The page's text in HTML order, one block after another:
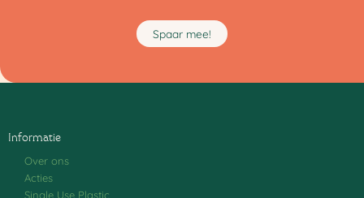
Spaar mee!
Informatie
Over ons
Acties
Single Use Plastic